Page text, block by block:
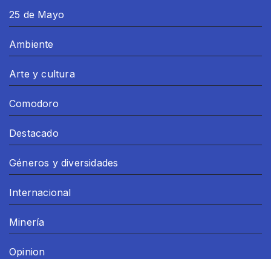
25 de Mayo
Ambiente
Arte y cultura
Comodoro
Destacado
Géneros y diversidades
Internacional
Minería
Opinion